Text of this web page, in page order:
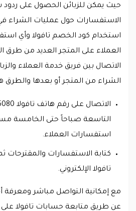
حيث يمكن للزبائن الحصول على ردود
الاستفسارات حول عمليات الشراء
استخدام كود الخصم تافولا وأي
العملاء على المتجر العديد من طرق
الاتصال بين فريق خدمة العملاء
الشراء من المتجر أو بعدها والطرق
التاسعة صباحاً حتى الخامسة
استفسارات العملاء.
كتابة الاستفسارات والمقترحات
تافولا الإلكتروني.
مع إمكانية التواصل مباشر ومعرفة
عن طريق متابعة حسابات تافولا